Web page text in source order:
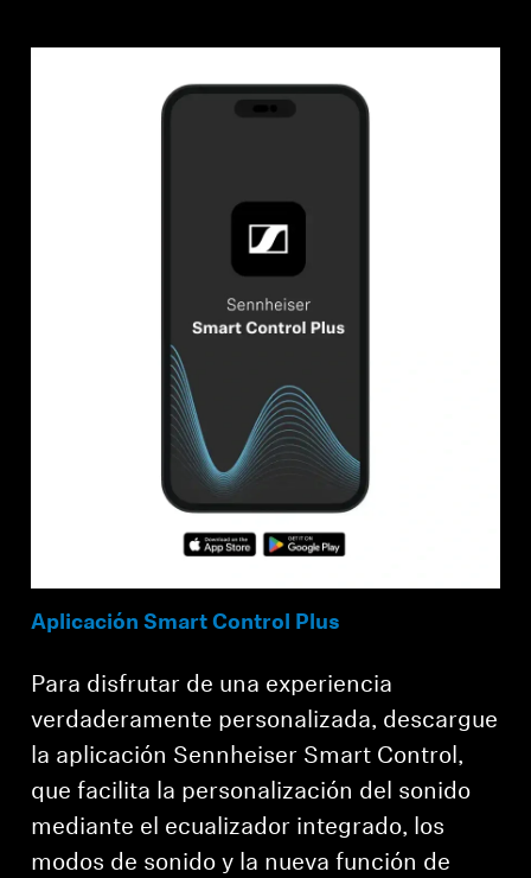
Aplicación Smart Control Plus
Para disfrutar de una experiencia
verdaderamente personalizada, descargue
la aplicación Sennheiser Smart Control,
que facilita la personalización del sonido
mediante el ecualizador integrado, los
modos de sonido y la nueva función de